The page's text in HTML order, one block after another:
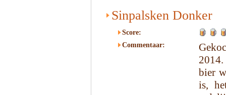
Sinpalsken Donker
Score:
Commentaar:
bier
is,